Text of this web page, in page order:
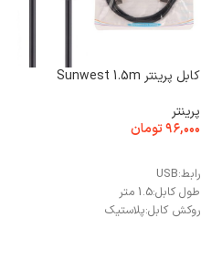
کابل پرینتر Sunwest 1.5m
پرینتر
۹۶,۰۰۰تومان
رابط:USB
طول کابل:1.5 متر
روکش کابل:پلاستیک